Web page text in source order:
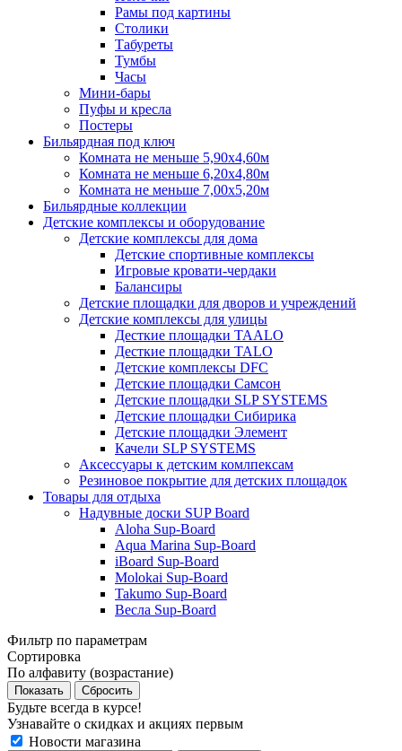
Рамы под картины
Столики
Табуреты
Тумбы
Часы
Мини-бары
Пуфы и кресла
Постеры
Бильярдная под ключ
Комната не меньше 5,90х4,60м
Комната не меньше 6,20х4,80м
Комната не меньше 7,00х5,20м
Бильярдные коллекции
Детские комплексы и оборудование
Детские комплексы для дома
Детские спортивные комплексы
Игровые кровати-чердаки
Балансиры
Детские площадки для дворов и учреждений
Детские комплексы для улицы
Десткие площадки TAALO
Десткие площадки TALO
Детские комплексы DFC
Детские площадки Самсон
Детские площадки SLP SYSTEMS
Детские площадки Сибирика
Детские площадки Элемент
Качели SLP SYSTEMS
Аксессуары к детским комлпексам
Резиновое покрытие для детских площадок
Товары для отдыха
Надувные доски SUP Board
Aloha Sup-Board
Aqua Marina Sup-Board
iBoard Sup-Board
Molokai Sup-Board
Takumo Sup-Board
Весла Sup-Board
Фильтр по параметрам
Сортировка
По алфавиту (возрастание)
Сбросить
Будьте всегда в курсе!
Узнавайте о скидках и акциях первым
Новости магазина